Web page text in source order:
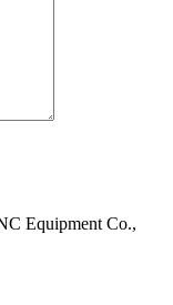
Equipment Co.,